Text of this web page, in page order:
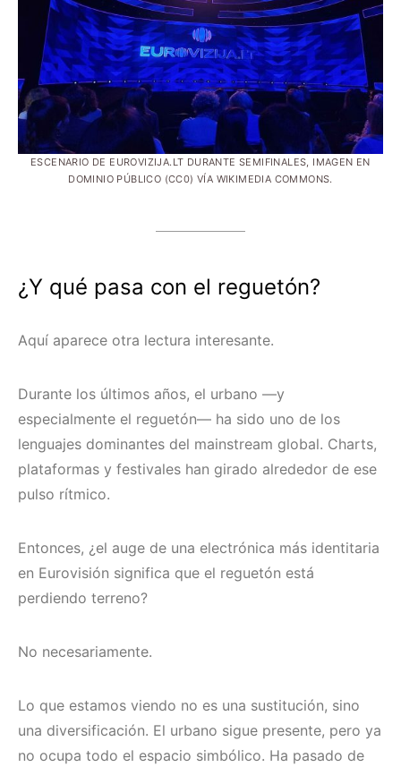
ESCENARIO DE EUROVIZIJA.LT DURANTE SEMIFINALES, IMAGEN EN
DOMINIO PÚBLICO (CC0) VÍA WIKIMEDIA COMMONS.
¿Y qué pasa con el reguetón?
Aquí aparece otra lectura interesante.
Durante los últimos años, el urbano —y
especialmente el reguetón— ha sido uno de los
lenguajes dominantes del mainstream global. Charts,
plataformas y festivales han girado alrededor de ese
pulso rítmico.
Entonces, ¿el auge de una electrónica más identitaria
en Eurovisión significa que el reguetón está
perdiendo terreno?
No necesariamente.
Lo que estamos viendo no es una sustitución, sino
una diversificación. El urbano sigue presente, pero ya
no ocupa todo el espacio simbólico. Ha pasado de